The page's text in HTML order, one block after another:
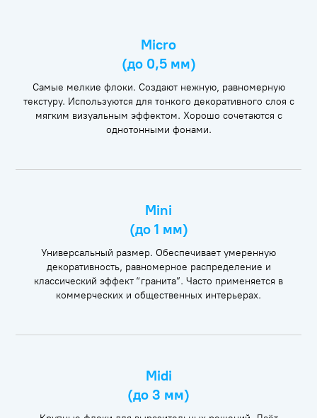
Micro
(до 0,5 мм)
Самые мелкие флоки. Создают нежную, равномерную
текстуру. Используются для тонкого декоративного слоя с
мягким визуальным эффектом. Хорошо сочетаются с
однотонными фонами.
Mini
(до 1 мм)
Универсальный размер. Обеспечивает умеренную
декоративность, равномерное распределение и
классический эффект “гранита”. Часто применяется в
коммерческих и общественных интерьерах.
Midi
(до 3 мм)